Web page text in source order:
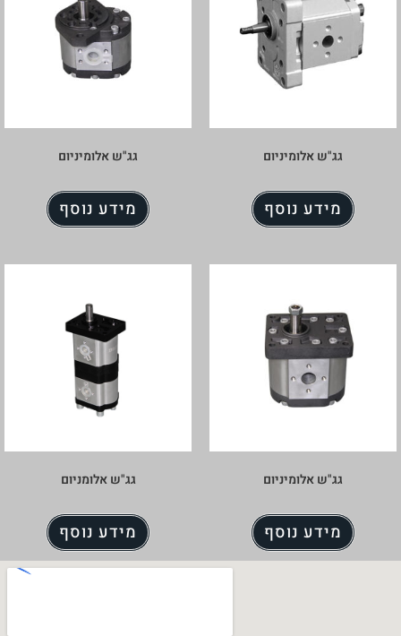
גג"ש אלומיניום
מידע נוסף
מידע נוסף